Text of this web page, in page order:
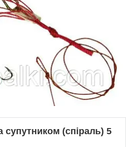
супутником (спіраль) 5